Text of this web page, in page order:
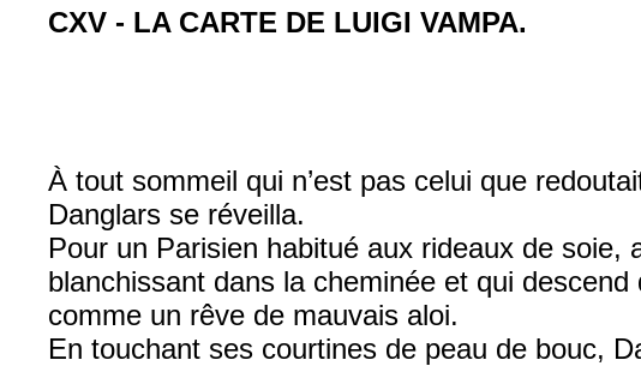
CXV - LA CARTE DE LUIGI VAMPA.
À tout sommeil qui n’est pas celui que
Danglars se réveilla.
Pour un Parisien habitué aux rideaux de
blanchissant dans la cheminée et qui
comme un rêve de mauvais aloi.
En touchant ses courtines de peau de bouc,